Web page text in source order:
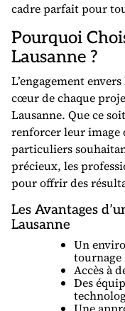
cadre parfait pour
Pourquoi
Lausanne ?
L’engagement
cœur de chaque
Lausanne. Que ce
renforcer leur image
particuliers
précieux, les
pour offrir des
Les Avantages
Lausanne
Un
tournage
Accès à
Des